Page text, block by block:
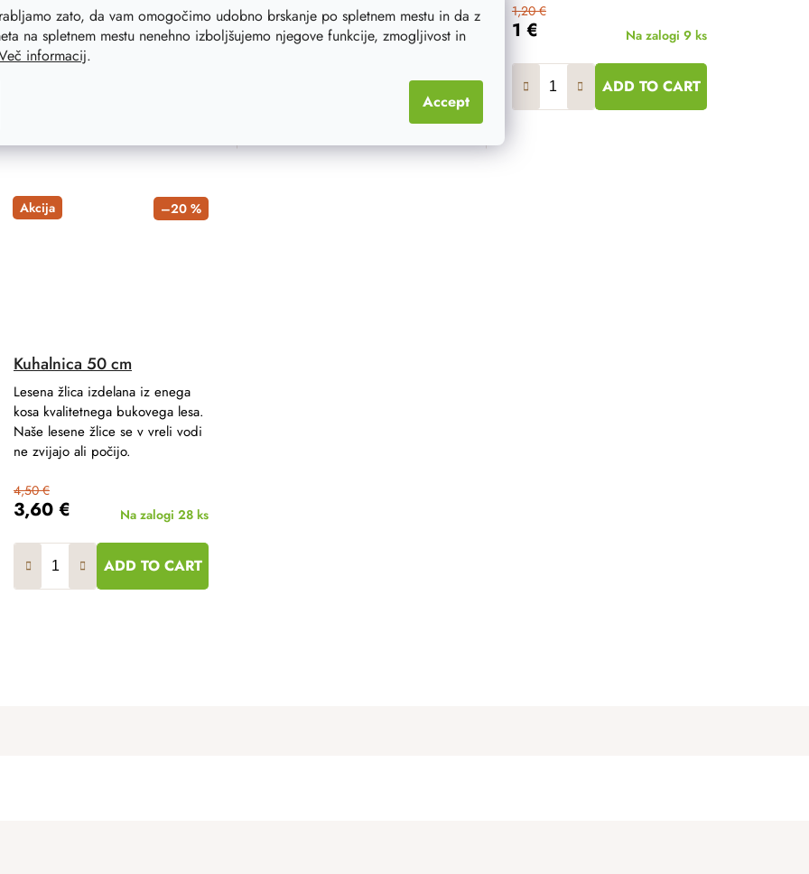
zato, da vam omogočimo udobno brskanje po spletnem mestu in da z
na spletnem mestu nenehno izboljšujemo njegove funkcije, zmogljivost in
informacij.
Accept
1 €
1,20 €
Na zalogi319 ks 6,20 €
7,80 €
Na zalogi25 ks
ADD TO CART
1 €
1,20 €
Na zalogi 9 ks
ADD TO CART
Akcija –20 %
Kuhalnica 50 cm
3,60 €
4,50 €
Na zalogi 28 ks
ADD TO CART
Lesena žlica izdelana iz enega
kosa kvalitetnega bukovega lesa.
Naše lesene žlice se v vreli vodi
ne zvijajo ali počijo.